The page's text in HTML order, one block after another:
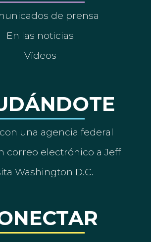
de prensa
En las noticias
Vídeos
una agencia federal
correo electrónico a Jeff
Washington D.C.